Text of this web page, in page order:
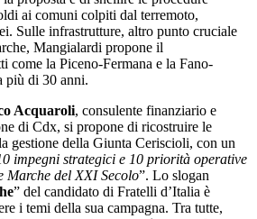
in tema sanità figura inoltre
alla Sanità. Proposta raccolta invece da
il candidato della coalizione di Csx per il
i dubbi sul consenso di Ceriscioli hanno
regionale del Partito Democratico
di Pesaro per un secondo
nelle Marche 2020:
principali della